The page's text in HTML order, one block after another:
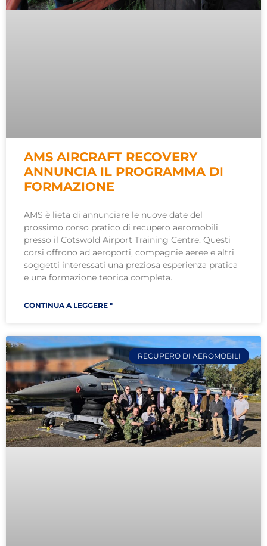
AMS AIRCRAFT RECOVERY
ANNUNCIA IL PROGRAMMA DI
FORMAZIONE
AMS è lieta di annunciare le nuove date del
prossimo corso pratico di recupero aeromobili
presso il Cotswold Airport Training Centre. Questi
corsi offrono ad aeroporti, compagnie aeree e altri
soggetti interessati una preziosa esperienza pratica
e una formazione teorica completa.
CONTINUA A LEGGERE "
RECUPERO DI AEROMOBILI